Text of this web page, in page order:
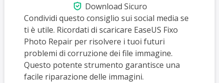
 Download Sicuro
Condividi questo consiglio sui social media se
ti è utile. Ricordati di scaricare EaseUS Fixo
Photo Repair per risolvere i tuoi futuri
problemi di corruzione dei file immagine.
Questo potente strumento garantisce una
facile riparazione delle immagini.